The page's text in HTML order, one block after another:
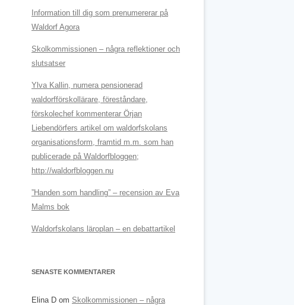
Information till dig som prenumererar på
Waldorf Agora
Skolkommissionen – några reflektioner och
slutsatser
Ylva Kallin, numera pensionerad
waldorfförskollärare, föreståndare,
förskolechef kommenterar Örjan
Liebendörfers artikel om waldorfskolans
organisationsform, framtid m.m. som han
publicerade på Waldorfbloggen;
http://waldorfbloggen.nu
”Handen som handling” – recension av Eva
Malms bok
Waldorfskolans läroplan – en debattartikel
SENASTE KOMMENTARER
Elina D om Skolkommissionen – några